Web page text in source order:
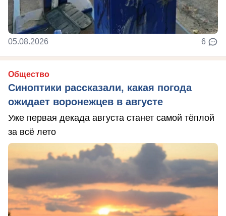
05.08.2026 6
Общество
Синоптики рассказали, какая погода
ожидает воронежцев в августе
Уже первая декада августа станет самой тёплой
за всё лето